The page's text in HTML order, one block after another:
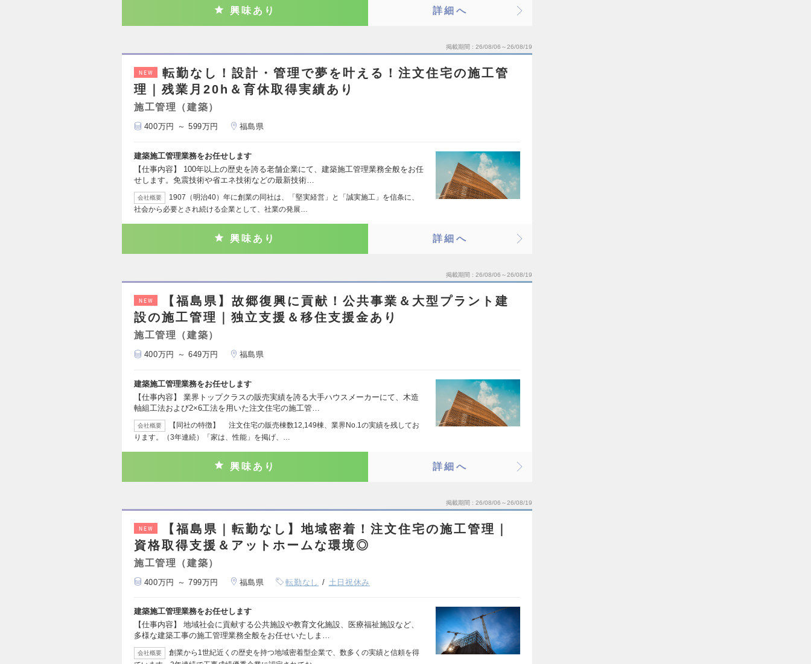
興味あり 詳細へ
掲載期間 26/08/06～26/08/19
NEW
転勤なし！設計・管理で夢を叶える！注文住宅の施工管
理｜残業月20h＆育休取得実績あり
施工管理（建築）
400万円 ～ 599万円 福島県
建築施工管理業務をお任せします
【仕事内容】 100年以上の歴史を誇る老舗企業にて、建築施工管理業務全般をお任
せします。免震技術や省エネ技術などの最新技術…
会社概要
1907（明治40）年に創業の同社は、「堅実経営」と「誠実施工」を信条に、
社会から必要とされ続ける企業として、社業の発展…
興味あり 詳細へ
掲載期間 26/08/06～26/08/19
NEW
【福島県】故郷復興に貢献！公共事業＆大型プラント建
設の施工管理｜独立支援＆移住支援金あり
施工管理（建築）
400万円 ～ 649万円 福島県
建築施工管理業務をお任せします
【仕事内容】 業界トップクラスの販売実績を誇る大手ハウスメーカーにて、木造
軸組工法および2×6工法を用いた注文住宅の施工管…
会社概要
【同社の特徴】 注文住宅の販売棟数12,149棟、業界No.1の実績を残してお
ります。（3年連続）「家は、性能」を掲げ、…
興味あり 詳細へ
掲載期間 26/08/06～26/08/19
NEW
【福島県｜転勤なし】地域密着！注文住宅の施工管理｜
資格取得支援＆アットホームな環境◎
施工管理（建築）
400万円 ～ 799万円 福島県 転勤なし 土日祝休み
建築施工管理業務をお任せします
【仕事内容】 地域社会に貢献する公共施設や教育文化施設、医療福祉施設など、
多様な建築工事の施工管理業務全般をお任せいたしま…
会社概要
創業から1世紀近くの歴史を持つ地域密着型企業で、数多くの実績と信頼を得